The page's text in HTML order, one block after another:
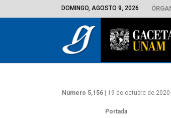
DOMINGO, AGOSTO 9, 2026
Número 5,156 | 19 de octubre de 2020
Portada